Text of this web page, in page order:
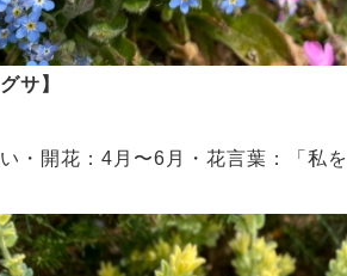
サ】
い・開花：4月〜6月・花言葉：「私